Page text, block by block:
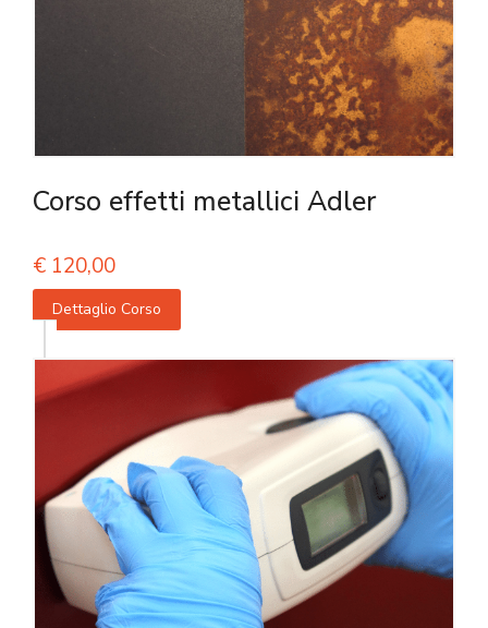
Corso effetti metallici Adler
€ 120,00
Dettaglio Corso